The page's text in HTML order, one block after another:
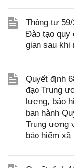
Thông tư
Đào tạo quy
gian sau khi
Quyết định
đạo Trung
lương, bảo
ban hành
Trung ương
bảo hiểm